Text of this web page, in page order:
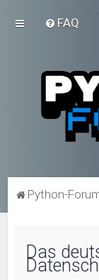
FAQ
Python-
Das